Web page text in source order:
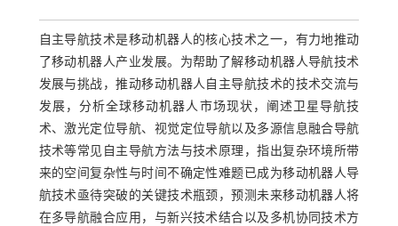
自主导航技术是移动机器人的核心技术之一，有力地推动
了移动机器人产业发展。为帮助了解移动机器人导航技术
发展与挑战，推动移动机器人自主导航技术的技术交流与
发展，分析全球移动机器人市场现状，阐述卫星导航技
术、激光定位导航、视觉定位导航以及多源信息融合导航
技术等常见自主导航方法与技术原理，指出复杂环境所带
来的空间复杂性与时间不确定性难题已成为移动机器人导
航技术亟待突破的关键技术瓶颈，预测未来移动机器人将
在多导航融合应用，与新兴技术结合以及多机协同技术方